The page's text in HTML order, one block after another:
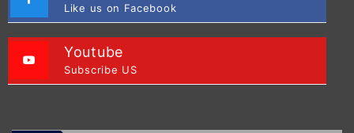
Like us on Facebook
Youtube
Subscribe US